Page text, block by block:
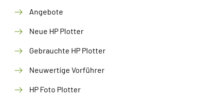
Angebote
Neue HP Plotter
Gebrauchte HP Plotter
Neuwertige Vorführer
HP Foto Plotter